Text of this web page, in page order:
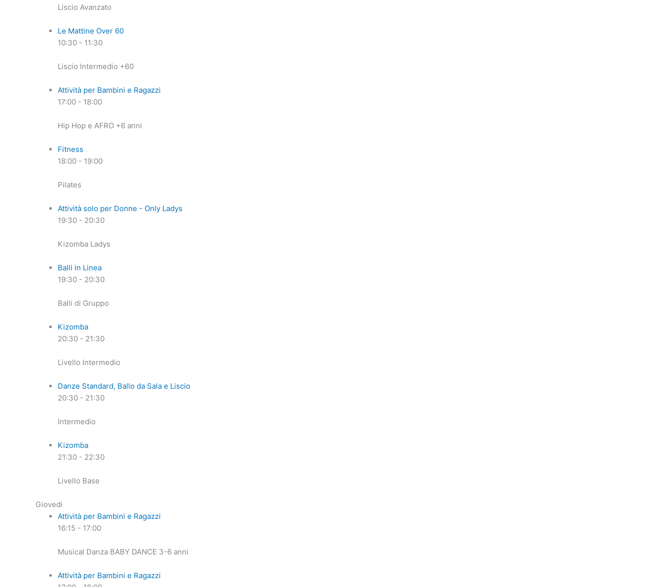
Liscio Avanzato
Le Mattine Over 60
10:30 - 11:30
Liscio Intermedio +60
Attività per Bambini e Ragazzi
17:00 - 18:00
Hip Hop e AFRO +6 anni
Fitness
18:00 - 19:00
Pilates
Attività solo per Donne - Only Ladys
19:30 - 20:30
Kizomba Ladys
Balli in Linea
19:30 - 20:30
Balli di Gruppo
Kizomba
20:30 - 21:30
Livello Intermedio
Danze Standard, Ballo da Sala e Liscio
20:30 - 21:30
Intermedio
Kizomba
21:30 - 22:30
Livello Base
Giovedi
Attività per Bambini e Ragazzi
16:15 - 17:00
Musical Danza BABY DANCE 3-6 anni
Attività per Bambini e Ragazzi